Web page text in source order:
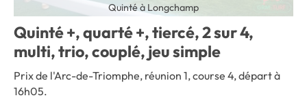
Quinté à Longchamp
Quinté +, quarté +, tiercé, 2 sur 4,
multi, trio, couplé, jeu simple
Prix de l'Arc-de-Triomphe, réunion 1, course 4, départ à
16h05.